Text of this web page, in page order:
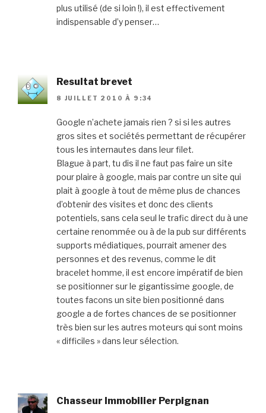
plus utilisé (de si loin !), il est effectivement
indispensable d’y penser…
Resultat brevet
8 JUILLET 2010 À 9:34
Google n’achete jamais rien ? si si les autres
gros sites et sociétés permettant de récupérer
tous les internautes dans leur filet.
Blague à part, tu dis il ne faut pas faire un site
pour plaire à google, mais par contre un site qui
plait à google à tout de même plus de chances
d’obtenir des visites et donc des clients
potentiels, sans cela seul le trafic direct du à une
certaine renommée ou à de la pub sur différents
supports médiatiques, pourrait amener des
personnes et des revenus, comme le dit
bracelet homme, il est encore impératif de bien
se positionner sur le gigantissime google, de
toutes facons un site bien positionné dans
google a de fortes chances de se positionner
très bien sur les autres moteurs qui sont moins
« difficiles » dans leur sélection.
Chasseur Immobilier Perpignan